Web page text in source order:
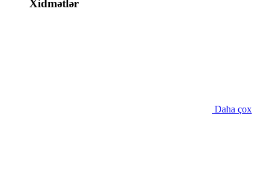
Xidmətlər
Daha çox